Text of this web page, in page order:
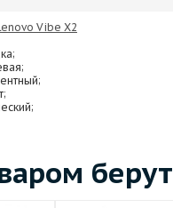
Vibe X2
берут